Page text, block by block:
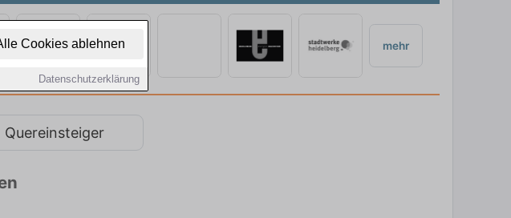
Cookies ablehnen
Datenschutzerklärung
mehr
Quereinsteiger